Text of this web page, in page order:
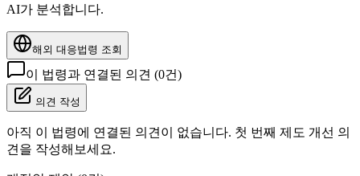
AI가 분석합니다.
해외 대응법령 조회
이 법령과 연결된 의견 (0건)
의견 작성
아직 이 법령에 연결된 의견이 없습니다. 첫 번째 제도 개선 의
견을 작성해보세요.